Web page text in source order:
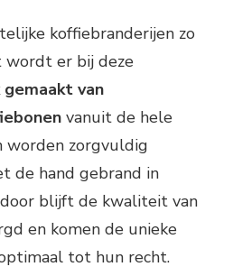
koffiebranderijen zo
wordt er bij deze
gemaakt van
vanuit de hele
worden zorgvuldig
de hand gebrand in
blijft de kwaliteit van
en komen de unieke
optimaal tot hun recht.